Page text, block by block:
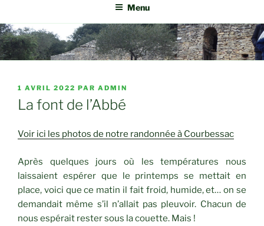
Menu
PUBLIÉ
LE
1 AVRIL 2022 PAR ADMIN
La font de l’Abbé
Voir ici les photos de notre randonnée à Courbessac
Après quelques jours où les températures nous
laissaient espérer que le printemps se mettait en
place, voici que ce matin il fait froid, humide, et… on se
demandait même s’il n’allait pas pleuvoir. Chacun de
nous espérait rester sous la couette. Mais !